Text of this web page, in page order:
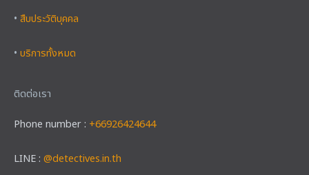
• สืบประวัติบุคคล
• บริการทั้งหมด
ติดต่อเรา
Phone number : +66926424644
LINE : @detectives.in.th